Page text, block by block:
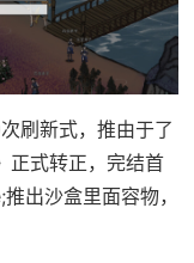
刷新式，推由于了
正式转正，完结首
出沙盒里面容物，